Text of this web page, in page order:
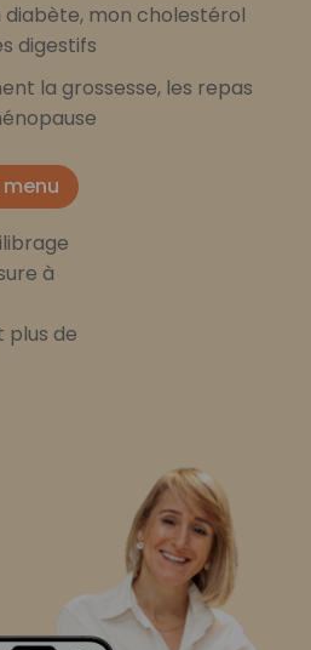
mon cholestérol
digestifs
la grossesse, les repas
à
plus de